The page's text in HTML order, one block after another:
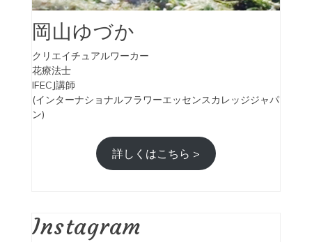
岡山ゆづか
クリエイチュアルワーカー
花療法士
IFECJ講師
(インターナショナルフラワーエッセンスカレッジジャパ
ン)
詳しくはこちら >
Instagram